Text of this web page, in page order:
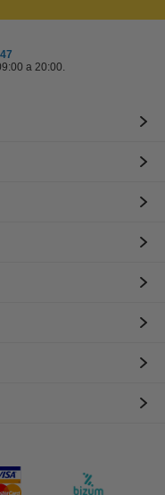
a 20:00.